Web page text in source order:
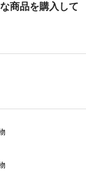
商品を購入して